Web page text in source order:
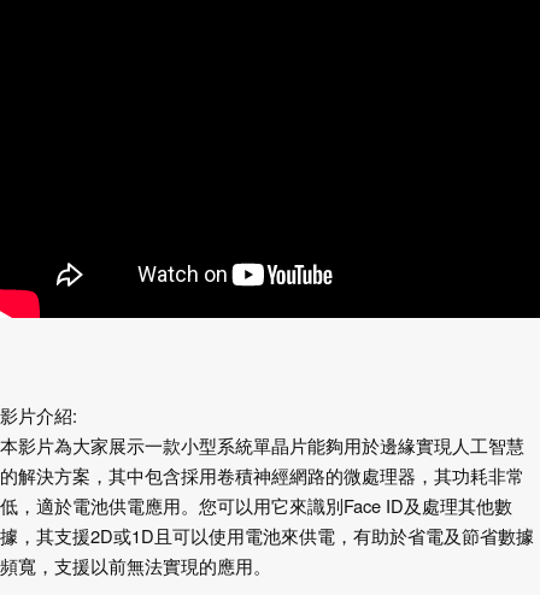
影片介紹:
本影片為大家展示一款小型系統單晶片能夠用於邊緣實現人工智慧
的解決方案，其中包含採用卷積神經網路的微處理器，其功耗非常
低，適於電池供電應用。您可以用它來識別Face ID及處理其他數
據，其支援2D或1D且可以使用電池來供電，有助於省電及節省數據
頻寬，支援以前無法實現的應用。